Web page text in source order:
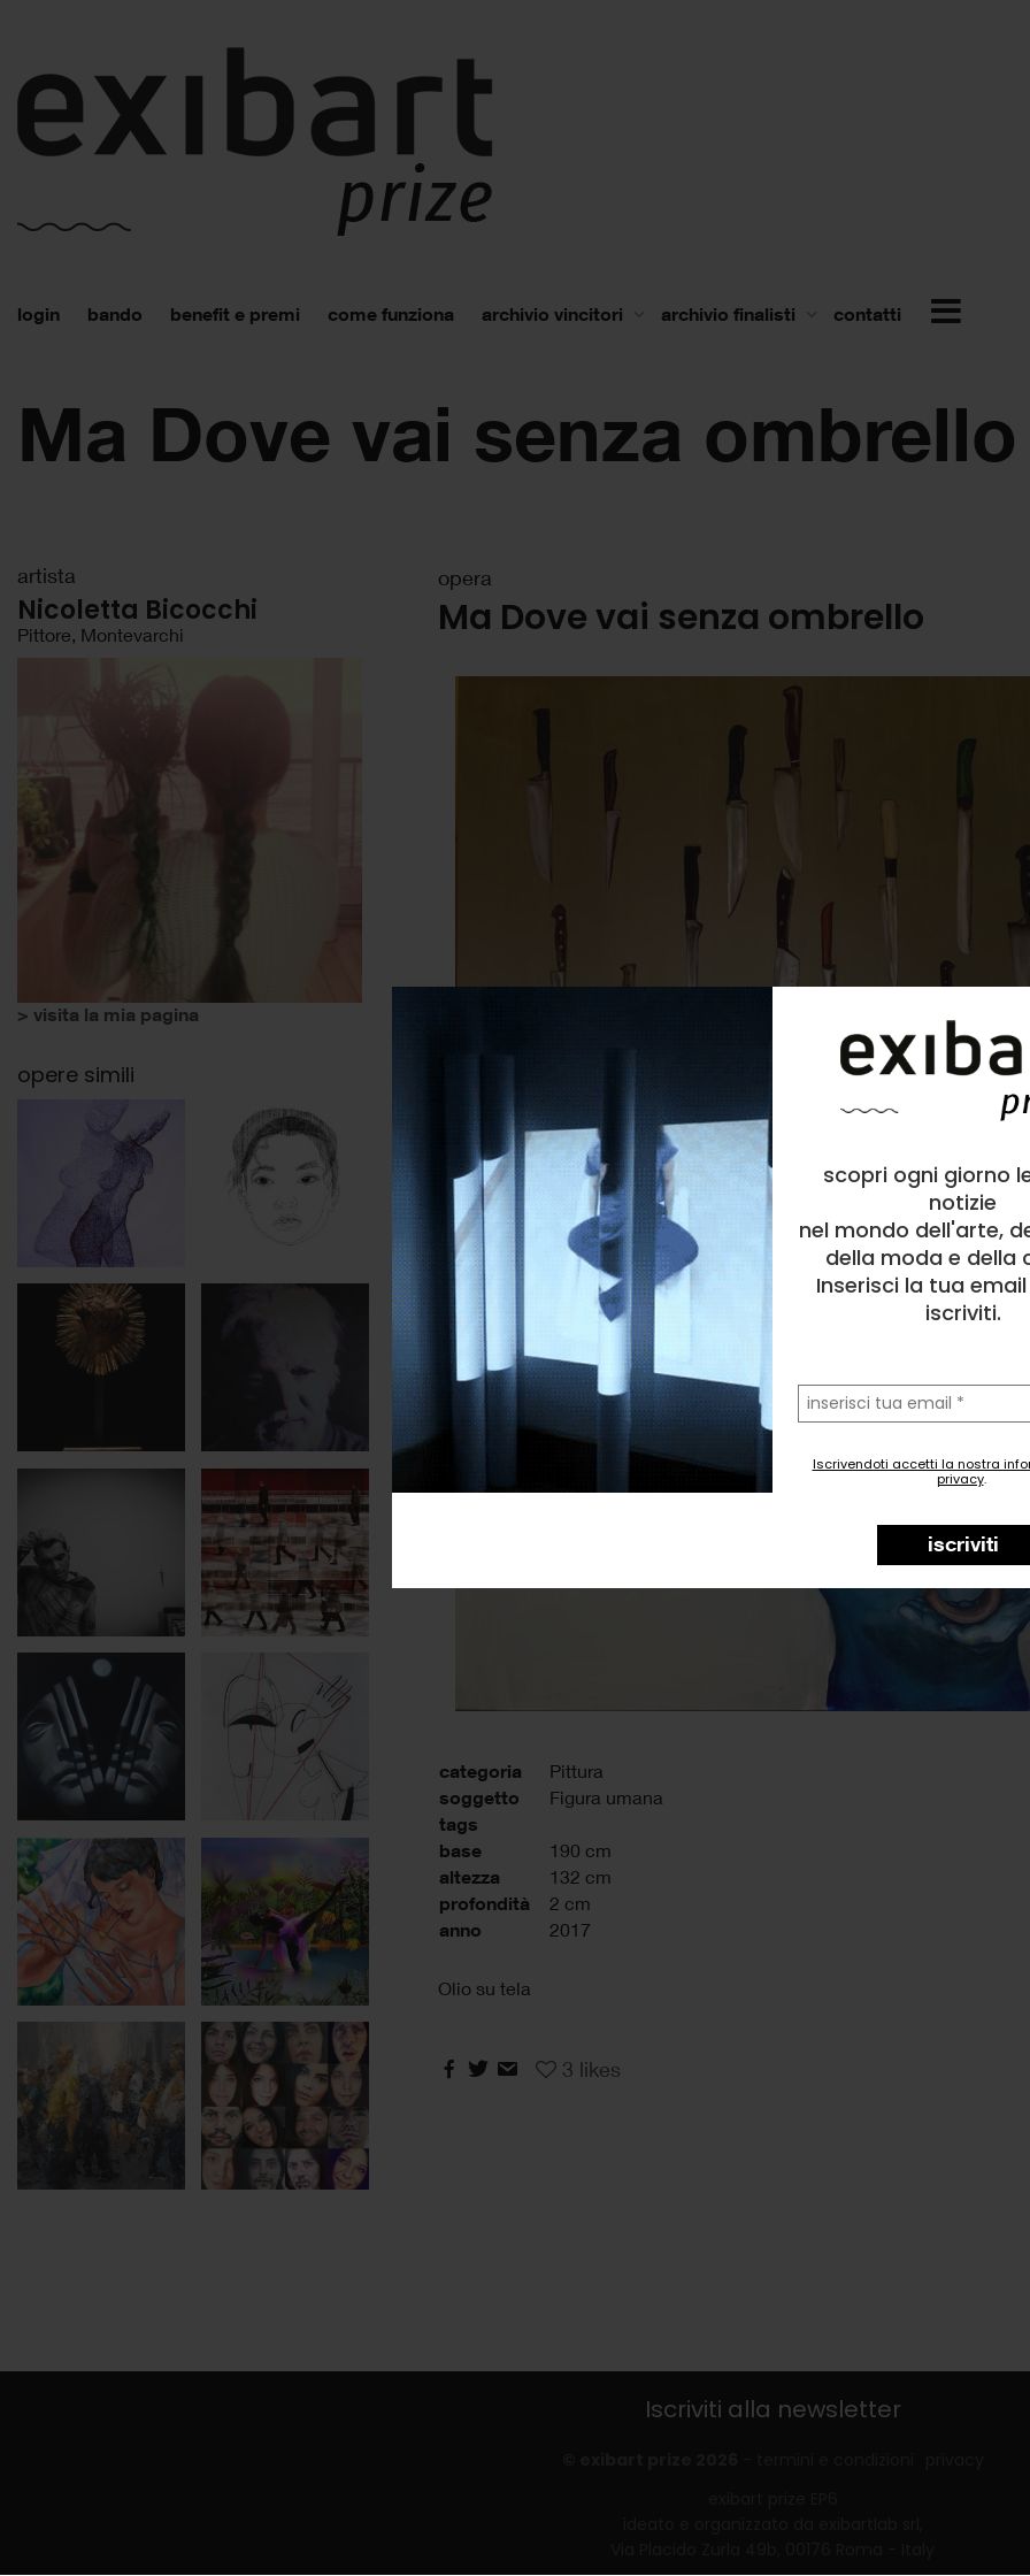
scopri ogni giorno
notizie
nel mondo dell'arte,
della moda e della
Inserisci la tua
iscriviti.
la
tua
email
Iscrivendoti accetti la nostra
privacy.
iscriviti
login bando benefit e premi come funziona archivio vincitori archivio finalisti contatti
Ma Dove vai senza ombrello
opera
Ma Dove vai senza ombrello
categoria Pittura
soggetto Figura umana
tags
base
190 cm
altezza 132 cm
profondità 2 cm
anno 2017
Olio su tela
3 likes
artista
Nicoletta Bicocchi
Pittore, Montevarchi
> visita la mia pagina
opere simili
Iscriviti alla newsletter